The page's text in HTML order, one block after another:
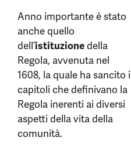
Anno importante è stato
anche quello
dell’istituzionedella
Regola, avvenuta nel
1608, la quale ha sancito i
capitoli che definivano la
Regola inerenti ai diversi
aspetti della vita della
comunità.